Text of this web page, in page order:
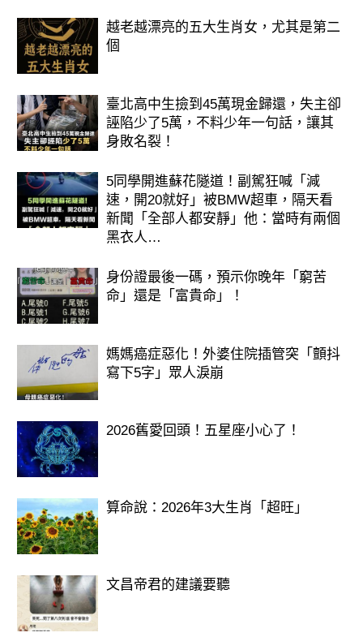
越老越漂亮的五大生肖女，尤其是第二
個
臺北高中生撿到45萬現金歸還，失主卻
誣陷少了5萬，不料少年一句話，讓其
身敗名裂！
5同學開進蘇花隧道！副駕狂喊「減
速，開20就好」被BMW超車，隔天看
新聞「全部人都安靜」他：當時有兩個
黑衣人…
身份證最後一碼，預示你晚年「窮苦
命」還是「富貴命」！
媽媽癌症惡化！外婆住院插管突「顫抖
寫下5字」眾人淚崩
2026舊愛回頭！五星座小心了！
算命說：2026年3大生肖「超旺」
文昌帝君的建議要聽